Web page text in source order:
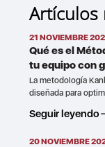
Artículos
21 NOVIEMBRE
Qué es el
tu equipo con
La metodología
diseñada para
Seguir leyendo
20 NOVIEMBRE